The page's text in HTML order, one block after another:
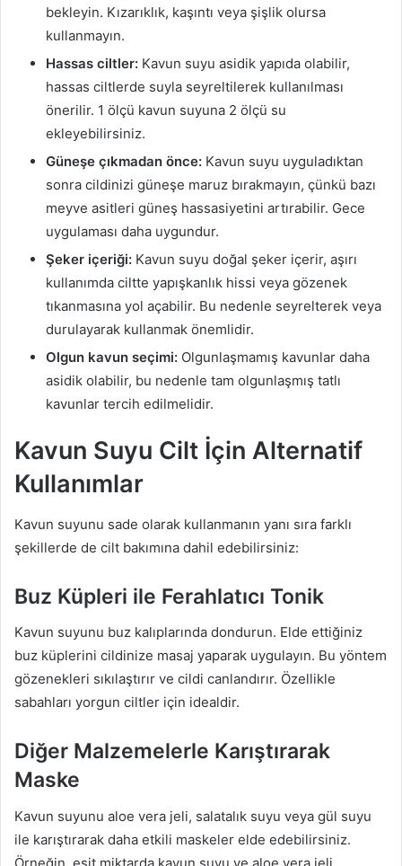
bekleyin. Kızarıklık, kaşıntı veya şişlik olursa
kullanmayın.
Hassas ciltler: Kavun suyu asidik yapıda olabilir,
hassas ciltlerde suyla seyreltilerek kullanılması
önerilir. 1 ölçü kavun suyuna 2 ölçü su
ekleyebilirsiniz.
Güneşe çıkmadan önce: Kavun suyu uyguladıktan
sonra cildinizi güneşe maruz bırakmayın, çünkü bazı
meyve asitleri güneş hassasiyetini artırabilir. Gece
uygulaması daha uygundur.
Şeker içeriği: Kavun suyu doğal şeker içerir, aşırı
kullanımda ciltte yapışkanlık hissi veya gözenek
tıkanmasına yol açabilir. Bu nedenle seyrelterek veya
durulayarak kullanmak önemlidir.
Olgun kavun seçimi: Olgunlaşmamış kavunlar daha
asidik olabilir, bu nedenle tam olgunlaşmış tatlı
kavunlar tercih edilmelidir.
Kavun Suyu Cilt İçin Alternatif
Kullanımlar
Kavun suyunu sade olarak kullanmanın yanı sıra farklı
şekillerde de cilt bakımına dahil edebilirsiniz:
Buz Küpleri ile Ferahlatıcı Tonik
Kavun suyunu buz kalıplarında dondurun. Elde ettiğiniz
buz küplerini cildinize masaj yaparak uygulayın. Bu yöntem
gözenekleri sıkılaştırır ve cildi canlandırır. Özellikle
sabahları yorgun ciltler için idealdir.
Diğer Malzemelerle Karıştırarak
Maske
Kavun suyunu aloe vera jeli, salatalık suyu veya gül suyu
ile karıştırarak daha etkili maskeler elde edebilirsiniz.